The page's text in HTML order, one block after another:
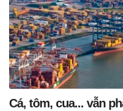
Cá, tôm, cua... vẫn